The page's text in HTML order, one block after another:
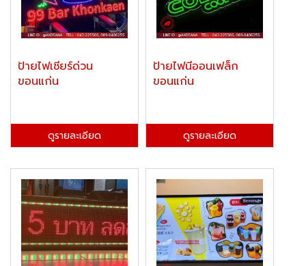
ป้ายไฟเชียร์ด่วน
ขอนแก่น
ดูรายละเอียด
ป้ายไฟนีออนเฟล็ก
ขอนแก่น
ดูรายละเอียด